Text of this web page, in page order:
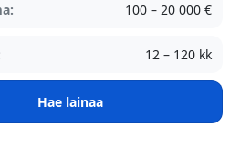
100 – 20 000 €
12 – 120 kk
Hae lainaa